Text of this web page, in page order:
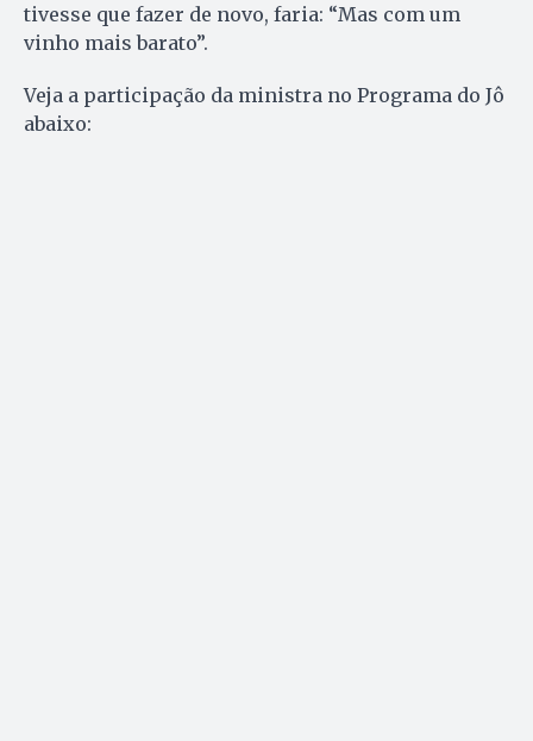
tivesse que fazer de novo, faria: “Mas com um
vinho mais barato”.
Veja a participação da ministra no Programa do Jô
abaixo: